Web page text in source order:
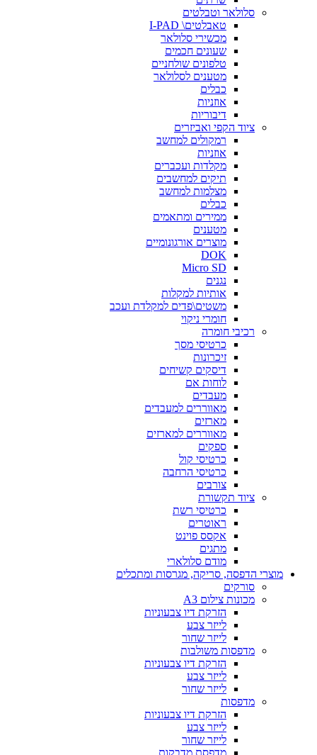
סלולאר וטבלטים
טאבלטים\ I-PAD
מכשירי סלולאר
שעונים חכמים
טלפונים שולחניים
מטענים לסלולאר
כבלים
אוזניות
דיבוריות
ציוד הקפי ואביזרים
רמקולים למחשב
אוזניות
מקלדות ועכברים
תיקים למחשבים
מצלמות למחשב
כבלים
ממירים ומתאמים
מטענים
מוצרים אורגונומיים
DOK
Micro SD
נגנים
אותיות למקלות
משטים\פדים למקלדת ועכב
חומרי ניקוי
רכיבי חומרה
כרטיסי מסך
זיכרונות
דיסקים קשיחים
לוחות אם
מעבדים
מאווררים למעבדים
מארזים
מאווררים למארזים
ספקים
כרטיסי קול
כרטיסי הרחבה
צורבים
ציוד תקשורת
כרטיסי רשת
ראוטרים
אקסס פוינט
מתגים
מודם סלולארי
מוצרי הדפסה, סריקה, מגרסות ומתכלים
סורקים
מכונות צילום A3
הזרקת דיו צבעוניות
לייזר צבע
לייזר שחור
מדפסות משולבות
הזרקת דיו צבעוניות
לייזר צבע
לייזר שחור
מדפסות
הזרקת דיו צבעוניות
לייזר צבע
לייזר שחור
מדפסת מדבקות